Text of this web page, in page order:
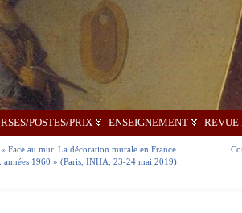
POSTES/PRIX ENSEIGNEMENT REVUE
Face au mur. La décoration murale en France
1960 » (Paris, INHA, 23-24 mai 2019).